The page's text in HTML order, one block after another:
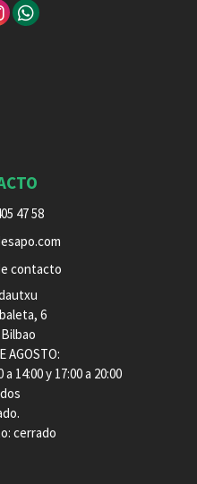
47 58
contacto
6
AGOSTO:
14:00 y 17:00 a 20:00
cerrado